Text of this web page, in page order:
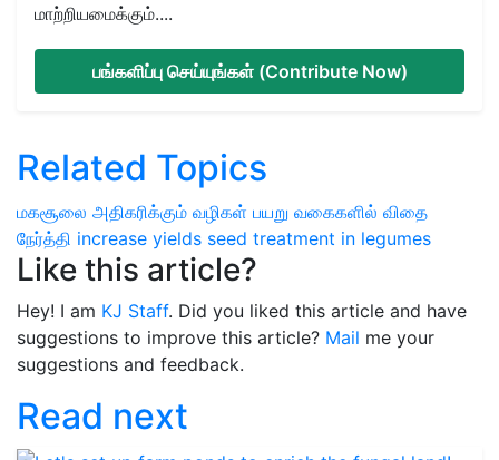
மாற்றியமைக்கும்....
பங்களிப்பு செய்யுங்கள் (Contribute Now)
Related Topics
மகசூலை அதிகரிக்கும் வழிகள் பயறு வகைகளில் விதை
நேர்த்தி increase yields seed treatment in legumes
Like this article?
Hey! I am KJ Staff. Did you liked this article and have
suggestions to improve this article? Mail me your
suggestions and feedback.
Read next